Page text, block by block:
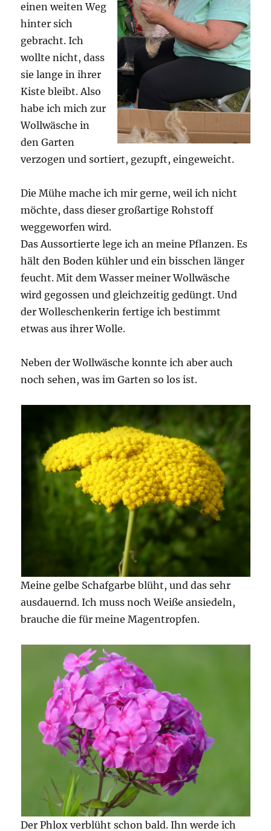
einen weiten Weg
hinter sich
gebracht. Ich
wollte nicht, dass
sie lange in ihrer
Kiste bleibt. Also
habe ich mich zur
Wollwäsche in
den Garten
verzogen und sortiert, gezupft, eingeweicht.
Die Mühe mache ich mir gerne, weil ich nicht
möchte, dass dieser großartige Rohstoff
weggeworfen wird.
Das Aussortierte lege ich an meine Pflanzen. Es
hält den Boden kühler und ein bisschen länger
feucht. Mit dem Wasser meiner Wollwäsche
wird gegossen und gleichzeitig gedüngt. Und
der Wolleschenkerin fertige ich bestimmt
etwas aus ihrer Wolle.
Neben der Wollwäsche konnte ich aber auch
noch sehen, was im Garten so los ist.
Meine gelbe Schafgarbe blüht, und das sehr
ausdauernd. Ich muss noch Weiße ansiedeln,
brauche die für meine Magentropfen.
Der Phlox verblüht schon bald. Ihn werde ich